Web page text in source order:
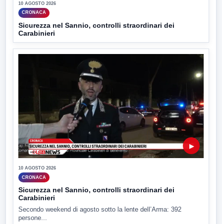
10 AGOSTO 2026
CRONACA
Sicurezza nel Sannio, controlli straordinari dei
Carabinieri
▶
10 AGOSTO 2026
CRONACA
Sicurezza nel Sannio, controlli straordinari dei
Carabinieri
Secondo weekend di agosto sotto la lente dell’Arma: 392
persone...